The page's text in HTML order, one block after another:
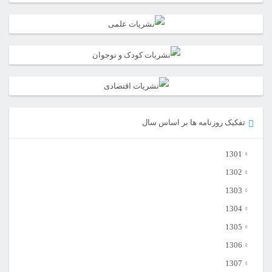
تفکیک روزنامه ها بر اساس سال
1301
1302
1303
1304
1305
1306
1307